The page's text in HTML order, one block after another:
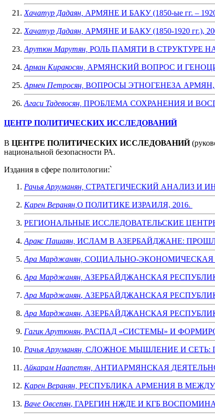
Хачатур Дадаян, АРМЯНЕ И БАКУ (1850-ые гг. –
Хачатур Дадаян, АРМЯНЕ И БАКУ (1850-1920 гг.),
Арутюн Марутян, РОЛЬ ПАМЯТИ В СТРУКТУРЕ
Арман Киракосян, АРМЯНСКИЙ ВОПРОС И
Армен Петросян, ВОПРОСЫ ЭТНОГЕНЕЗА АРМЯН,
Агаси Тадевосян, ПРОБЛЕМА СОХРАНЕНИЯ И
ЦЕНТР ПОЛИТИЧЕСКИХ ИССЛЕДОВАНИЙ
В ЦЕНТРЕ ПОЛИТИЧЕСКИХ ИССЛЕДОВАНИЙ
национальной безопасности РА.
Издания в сфере политологии:՝
Рачья Арзуманян, СТРАТЕГИЧЕСКИЙ АНАЛИЗ И
Карен Веранян, О ПОЛИТИКЕ ИЗРАИЛЯ, 2016.
РЕГИОНАЛЬНЫЕ ИССЛЕДОВАТЕЛЬСКИЕ ЦЕНТРЫ
Аракс Пашаян, ИСЛАМ В АЗЕРБАЙДЖАНЕ:
Ара Марджанян, СОЦИАЛЬНО-ЭКОНОМИЧЕСКАЯ
Ара Марджанян, АЗЕРБАЙДЖАНСКАЯ
Ара Марджанян, АЗЕРБАЙДЖАНСКАЯ
Ара Марджанян, АЗЕРБАЙДЖАНСКАЯ
Гагик Арутюнян, РАСПАД «СИСТЕМЫ» И
Рачья Арзуманян, СЛОЖНОЕ МЫШЛЕНИЕ И СЕТЬ:
Айкарам Наапетян, АНТИАРМЯНСКАЯ
Карен Веранян, РЕСПУБЛИКА АРМЕНИЯ В
Ваче Овсепян, ГАРЕГИН НЖДЕ И КГБ